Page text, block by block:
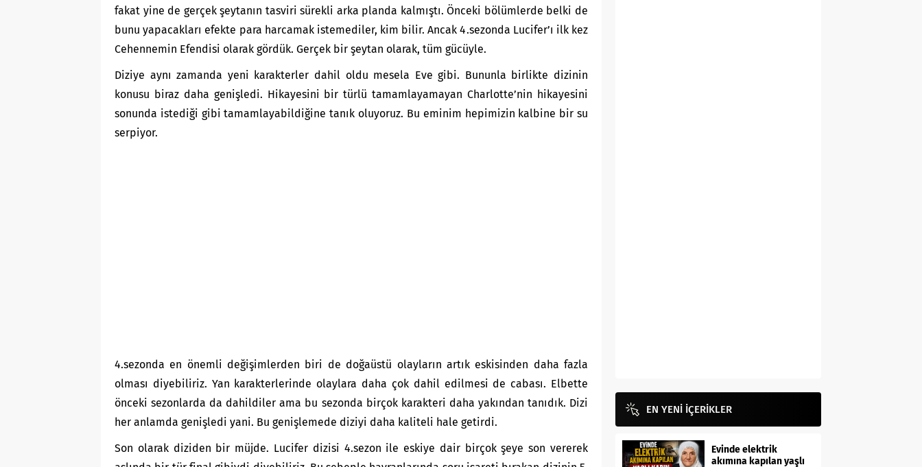
fakat yine de gerçek şeytanın tasviri sürekli arka planda kalmıştı. Önceki bölümlerde belki de
bunu yapacakları efekte para harcamak istemediler, kim bilir. Ancak 4.sezonda Lucifer’ı ilk kez
Cehennemin Efendisi olarak gördük. Gerçek bir şeytan olarak, tüm gücüyle.
Diziye aynı zamanda yeni karakterler dahil oldu mesela Eve gibi. Bununla birlikte dizinin
konusu biraz daha genişledi. Hikayesini bir türlü tamamlayamayan Charlotte’nin hikayesini
sonunda istediği gibi tamamlayabildiğine tanık oluyoruz. Bu eminim hepimizin kalbine bir su
serpiyor.
4.sezonda en önemli değişimlerden biri de doğaüstü olayların artık eskisinden daha fazla
olması diyebiliriz. Yan karakterlerinde olaylara daha çok dahil edilmesi de cabası. Elbette
önceki sezonlarda da dahildiler ama bu sezonda birçok karakteri daha yakından tanıdık. Dizi
her anlamda genişledi yani. Bu genişlemede diziyi daha kaliteli hale getirdi.
Son olarak diziden bir müjde. Lucifer dizisi 4.sezon ile eskiye dair birçok şeye son vererek
EN YENİ İÇERİKLER
Evinde elektrik
akımına kapılan yaşlı